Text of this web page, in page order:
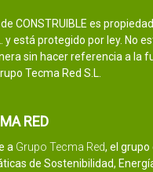
CONSTRUIBLE es
y está protegido por ley. No
sin hacer referencia a la
Tecma Red S.L.
RED
a Grupo Tecma Red, el grupo
de Sostenibilidad,